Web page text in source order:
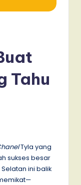
Tahu
Tyla yang
sukses besar
ini balik